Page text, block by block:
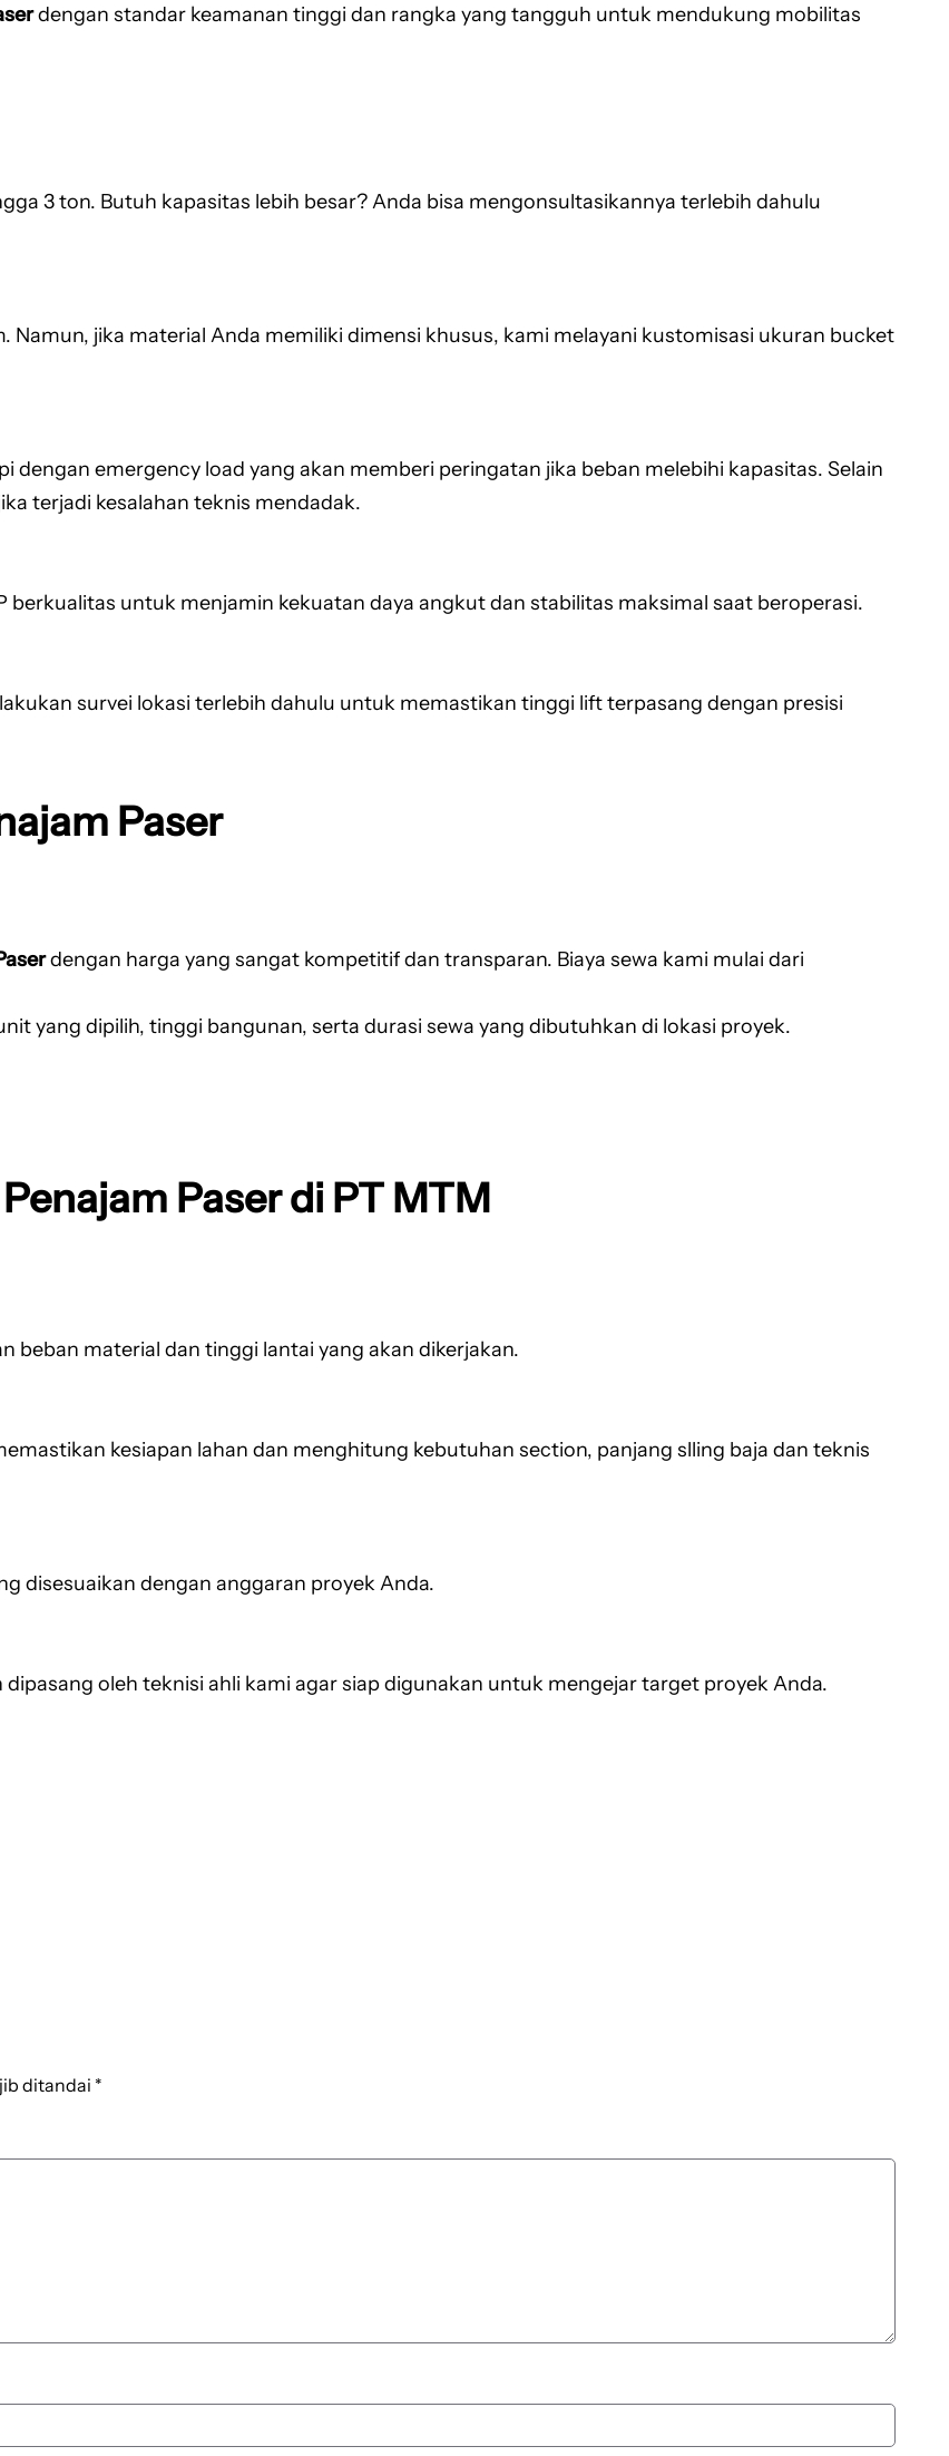
dengan standar keamanan tinggi dan rangka yang tangguh untuk mendukung mobilitas
3 ton. Butuh kapasitas lebih besar? Anda bisa mengonsultasikannya terlebih dahulu
Namun, jika material Anda memiliki dimensi khusus, kami melayani kustomisasi ukuran bucket
dengan emergency load yang akan memberi peringatan jika beban melebihi kapasitas. Selain
terjadi kesalahan teknis mendadak.
untuk menjamin kekuatan daya angkut dan stabilitas maksimal saat beroperasi.
survei lokasi terlebih dahulu untuk memastikan tinggi lift terpasang dengan presisi
Paser
dengan harga yang sangat kompetitif dan transparan. Biaya sewa kami mulai dari
yang dipilih, tinggi bangunan, serta durasi sewa yang dibutuhkan di lokasi proyek.
Paser di PT MTM
beban material dan tinggi lantai yang akan dikerjakan.
kesiapan lahan dan menghitung kebutuhan section, panjang slling baja dan teknis
disesuaikan dengan anggaran proyek Anda.
oleh teknisi ahli kami agar siap digunakan untuk mengejar target proyek Anda.
ditandai *